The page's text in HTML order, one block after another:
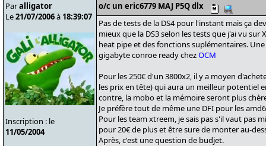
Paralligator
Le21/07/2006à 18:39:07
Inscription : le
11/05/2004
o/c un eric6779 MAJ P5Q dlx
Pas de tests de la DS4 pour l'instant mais ça
mieux que la DS3 selon les tests que j'ai vu sur
heat pipe et des fonctions suplémentaires.
gigabyte conroe ready chezOCM
Pour les 250€ d'un 3800x2, il y a moyen
les prix en tête) qui aura un meilleur potentiel
contre, la mobo et la mémoire seront plus
Je préfère tout de même une DFI pour les
Pour les team xtreem, je sais pas s'il vaut pas
pour 20€ de plus et être sure de monter au-
Après, c'est une question de budjet.